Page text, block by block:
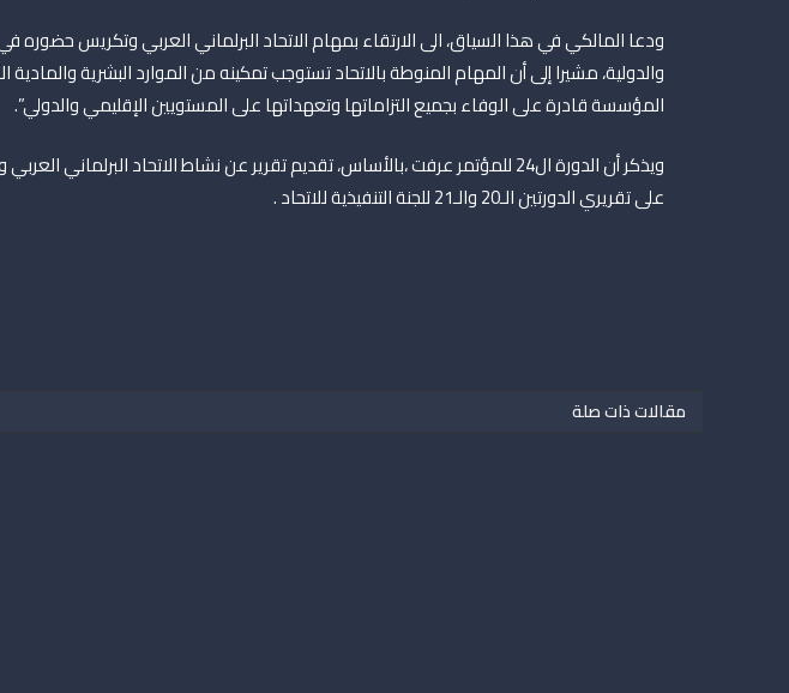
ودعا المالكي في هذا السياق، الى الارتقاء بمهام الاتحاد البرلماني العربي وتكريس حضوره في
والدولية، مشيرا إلى أن المهام المنوطة بالاتحاد تستوجب تمكينه من الموارد البشرية
المؤسسة قادرة على الوفاء بجميع التزاماتها وتعهداتها على المستويين الإقليمي والدولي”.
ويذكر أن الدورة ال24 للمؤتمر عرفت ،بالأساس، تقديم تقرير عن نشاط الاتحاد البرلماني
على تقريري الدورتين الـ20 والـ21 للجنة التنفيذية للاتحاد .
مقالات ذات صلة